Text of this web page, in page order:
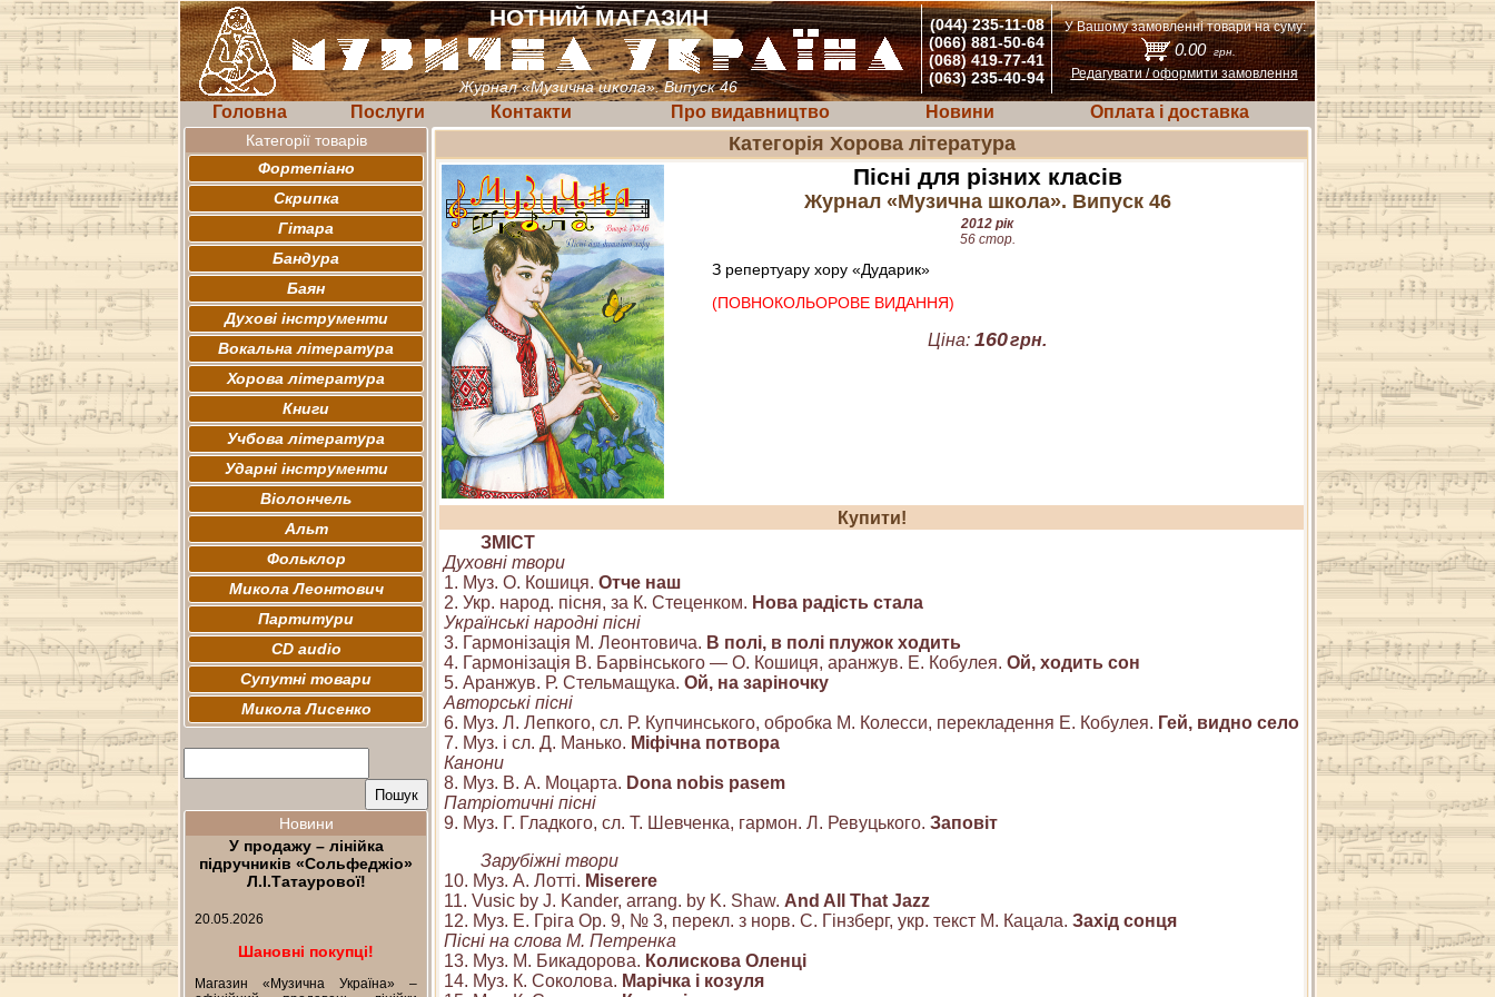
НОТНИЙ МАГАЗИН
Журнал «Музична школа». Випуск 46
(044) 235-11-08
(066) 881-50-64
(068) 419-77-41
(063) 235-40-94
У Вашому замовленні товари на суму:
0.00 грн.
Редагувати / оформити замовлення
Головна Послуги Контакти Про видавництво Новини Оплата і доставка
Категорії товарів
Фортепіано
Скрипка
Гітара
Бандура
Баян
Духові інструменти
Вокальна література
Хорова література
Книги
Учбова література
Ударні інструменти
Віолончель
Альт
Фольклор
Микола Леонтович
Партитури
CD audio
Супутні товари
Микола Лисенко
Новини
У продажу – лінійка
підручників «Сольфеджіо»
Л.І.Татаурової!
20.05.2026
Шановні покупці!
Магазин «Музична Україна» –
Категорія Хорова література
Пісні для різних класів
Журнал «Музична школа». Випуск 46
2012 рік
56 стор.
З репертуару хору «Дударик»
(ПОВНОКОЛЬОРОВЕ ВИДАННЯ)
Ціна: 160грн.
Купити!
ЗМ ІСТ
Духовні твори
1. Муз. О. Кошиця. Отче наш
2. Укр. народ. пісня, за К. Стеценком. Нова радість стала
Українські народні пісні
3. Гармонізація М. Леонтовича. В полі, в полі плужок ходить
4. Гармонізація В. Барвінського — О. Кошиця, аранжув. Е. Кобулея. Ой, ходить сон
5. Аранжув. Р. Стельмащука. Ой, на заріночку
Авторські пісні
6. Муз. Л. Лепкого, сл. Р. Купчинського, обробка М. Колесси, перекладення Е. Кобулея. Гей, видно село
7. Муз. і сл. Д. Манько. Міфічна потвора
Канони
8. Муз. В. А. Моцарта. Dona nobis pasem
Патріотичні пісні
9. Муз. Г. Гладкого, сл. Т. Шевченка, гармон. Л. Ревуцького. Заповіт
Зарубіжні твори
10. Муз. А. Лотті. Miserere
11. Vusic by J. Kander, arrang. by K. Shaw. And All That Jazz
12. Муз. Е. Гріга Ор. 9, № 3, перекл. з норв. С. Гінзберг, укр. текст М. Кацала. Захід сонця
Пісні на слова М. Петренка
13. Муз. М. Бикадорова. Колискова Оленці
14. Муз. К. Соколова. Марічка і козуля